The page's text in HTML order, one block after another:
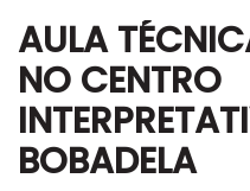
AULA
NO CENTRO
BOBADELA